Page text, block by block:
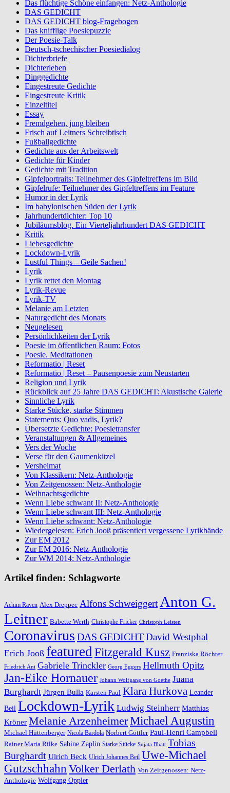
Das flüchtige Schöne einfangen: Netz-Anthologie
DAS GEDICHT
DAS GEDICHT blog-Fragebogen
Das knifflige Poesiepuzzle
Der Poesie-Talk
Deutsch-tschechischer Poesiedialog
Dichterbriefe
Dichterleben
Dinggedichte
Eingestreute Gedichte
Eingestreute Kritik
Einzeltitel
Essay
Fremdgehen, jung bleiben
Frisch auf Leitners Schreibtisch
Fußballgedichte
Gedichte aus der Arbeitswelt
Gedichte für Kinder
Gedichte mit Tradition
Gipfelportraits: Teilnehmer des Gipfeltreffens im Bild
Gipfelrufe: Teilnehmer des Gipfeltreffens im Feature
Humor in der Lyrik
Im babylonischen Süden der Lyrik
Jahrhundertdichter: Top 10
Jubiläumsblog. Ein Vierteljahrhundert DAS GEDICHT
Kritik
Liebesgedichte
Lockdown-Lyrik
Lustful Things – Geile Sachen!
Lyrik
Lyrik rettet den Montag
Lyrik-Revue
Lyrik-TV
Melanie am Letzten
Naturgedicht des Monats
Neugelesen
Persönlichkeiten der Lyrik
Poesie im öffentlichen Raum: Fotos
Poesie. Meditationen
Reformatio | Reset
Reformatio | Reset – Pausenpoesie zum Neustarten
Religion und Lyrik
Rückblick auf 25 Jahre DAS GEDICHT: Akustische Galerie
Sinnliche Lyrik
Starke Stücke, starke Stimmen
Statements: Quo vadis, Lyrik?
Übersetzte Gedichte: Poesietransfer
Veranstaltungen & Allgemeines
Vers der Woche
Verse für den Gaumenkitzel
Versheimat
Von Klassikern: Netz-Anthologie
Von Zeitgenossen: Netz-Anthologie
Weihnachtsgedichte
Wenn Liebe schwant II: Netz-Anthologie
Wenn Liebe schwant III: Netz-Anthologie
Wenn Liebe schwant: Netz-Anthologie
Wiedergelesen: Erich Jooß präsentiert vergessene Lyrikbände
Zur EM 2012
Zur EM 2016: Netz-Anthologie
Zur WM 2014: Netz-Anthologie
Artikel finden: Schlagworte
Achim Raven Alex Dreppec Alfons Schweiggert Anton G.
Leitner Babette Werth Christophe Fricker Christoph Leisten
Coronavirus DAS GEDICHTDavid Westphal
Erich Jooß featuredFitzgerald Kusz Franziska Röchter
Friedrich Ani Gabriele Trinckler Georg Eggers Hellmuth Opitz
Jan-Eike Hornauer Johann Wolfgang von Goethe Juana
Burghardt Jürgen Bulla Karsten Paul Klara Hurkova Leander
Beil Lockdown-Lyrik Ludwig Steinherr Matthias
Kröner Melanie ArzenheimerMichael Augustin
Michael Hüttenberger Nicola Bardola Norbert Göttler Paul-Henri Campbell
Rainer Maria Rilke Sabine Zaplin Starke Stücke Sujata Bhatt Tobias
Burghardt Ulrich Beck Ulrich Johannes Beil Uwe-Michael
Gutzschhahn Volker Derlath Von Zeitgenossen: Netz-
Anthologie Wolfgang Oppler